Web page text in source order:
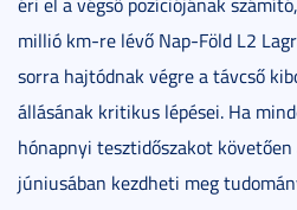
millió km-re lévő Nap-Föld L2
sorra hajtódnak végre a távcső
állásának kritikus lépései. Ha
hónapnyi tesztidőszakot
júniusában kezdheti meg